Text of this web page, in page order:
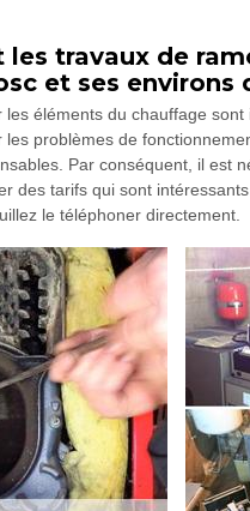
les travaux de
et ses environs
éléments du chauffage
problèmes de
Par conséquent, il est
des tarifs qui sont
le téléphoner directement.